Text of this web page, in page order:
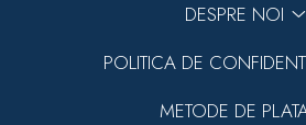
DESPRE NOI
POLITICA DE
METODE DE